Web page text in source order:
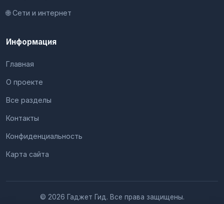
🌐 Сети и интернет
Информация
Главная
О проекте
Все разделы
Контакты
Конфиденциальность
Карта сайта
© 2026 Гаджет Гид. Все права защищены.